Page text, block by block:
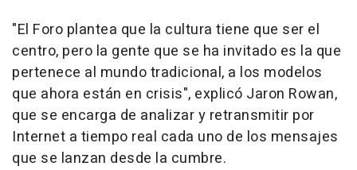
"El Foro plantea que la cultura tiene que ser el
centro, pero la gente que se ha invitado es la que
pertenece al mundo tradicional, a los modelos
que ahora están en crisis", explicó Jaron Rowan,
que se encarga de analizar y retransmitir por
Internet a tiempo real cada uno de los mensajes
que se lanzan desde la cumbre.